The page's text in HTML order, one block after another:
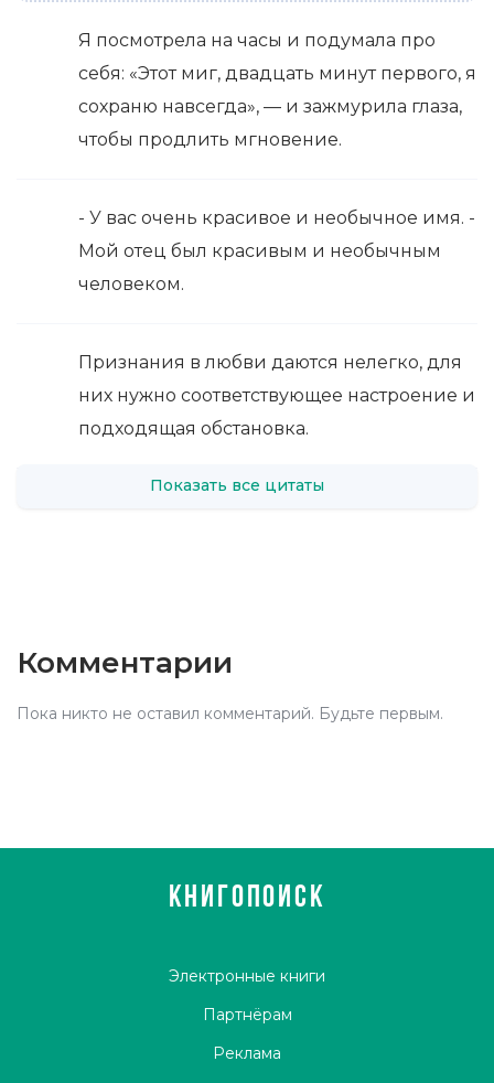
Я посмотрела на часы и подумала про
себя: «Этот миг, двадцать минут первого, я
сохраню навсегда», — и зажмурила глаза,
чтобы продлить мгновение.
- У вас очень красивое и необычное имя. -
Мой отец был красивым и необычным
человеком.
Признания в любви даются нелегко, для
них нужно соответствующее настроение и
подходящая обстановка.
Показать все цитаты
Комментарии
Пока никто не оставил комментарий. Будьте первым.
КНИГОПОИСК
Электронные книги
Партнёрам
Реклама